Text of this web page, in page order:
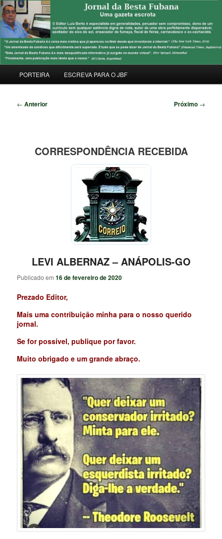
Pular
para
o
conteúdo
principalJORNAL DA BESTA FUBANA
Uma Gazeta Escrota
principal
PORTEIRA ESCREVA PARA O JBF
Navegação
← Anterior Próximo →
CORRESPONDÊNCIA RECEBIDA
LEVI ALBERNAZ – ANÁPOLIS-GO
Publicado em16 de fevereiro de 2020
Prezado Editor,
Mais uma contribuição minha para o nosso querido
jornal.
Se for possível, publique por favor.
Muito obrigado e um grande abraço.